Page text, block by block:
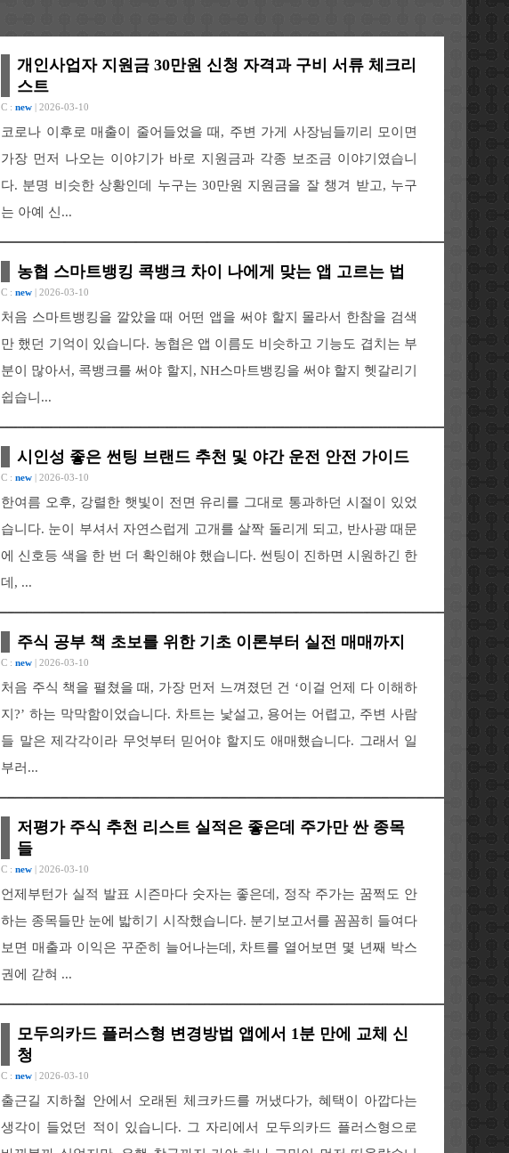
개인사업자 지원금 30만원 신청 자격과 구비 서류 체크리
스트
C : new | 2026-03-10
코로나 이후로 매출이 줄어들었을 때, 주변 가게 사장님들끼리 모이면
가장 먼저 나오는 이야기가 바로 지원금과 각종 보조금 이야기였습니
다. 분명 비슷한 상황인데 누구는 30만원 지원금을 잘 챙겨 받고, 누구
는 아예 신...
농협 스마트뱅킹 콕뱅크 차이 나에게 맞는 앱 고르는 법
C : new | 2026-03-10
처음 스마트뱅킹을 깔았을 때 어떤 앱을 써야 할지 몰라서 한참을 검색
만 했던 기억이 있습니다. 농협은 앱 이름도 비슷하고 기능도 겹치는 부
분이 많아서, 콕뱅크를 써야 할지, NH스마트뱅킹을 써야 할지 헷갈리기
쉽습니...
시인성 좋은 썬팅 브랜드 추천 및 야간 운전 안전 가이드
C : new | 2026-03-10
한여름 오후, 강렬한 햇빛이 전면 유리를 그대로 통과하던 시절이 있었
습니다. 눈이 부셔서 자연스럽게 고개를 살짝 돌리게 되고, 반사광 때문
에 신호등 색을 한 번 더 확인해야 했습니다. 썬팅이 진하면 시원하긴 한
데, ...
주식 공부 책 초보를 위한 기초 이론부터 실전 매매까지
C : new | 2026-03-10
처음 주식 책을 펼쳤을 때, 가장 먼저 느껴졌던 건 ‘이걸 언제 다 이해하
지?’ 하는 막막함이었습니다. 차트는 낯설고, 용어는 어렵고, 주변 사람
들 말은 제각각이라 무엇부터 믿어야 할지도 애매했습니다. 그래서 일
부러...
저평가 주식 추천 리스트 실적은 좋은데 주가만 싼 종목
들
C : new | 2026-03-10
언제부턴가 실적 발표 시즌마다 숫자는 좋은데, 정작 주가는 꿈쩍도 안
하는 종목들만 눈에 밟히기 시작했습니다. 분기보고서를 꼼꼼히 들여다
보면 매출과 이익은 꾸준히 늘어나는데, 차트를 열어보면 몇 년째 박스
권에 갇혀 ...
모두의카드 플러스형 변경방법 앱에서 1분 만에 교체 신
청
C : new | 2026-03-10
출근길 지하철 안에서 오래된 체크카드를 꺼냈다가, 혜택이 아깝다는
생각이 들었던 적이 있습니다. 그 자리에서 모두의카드 플러스형으로